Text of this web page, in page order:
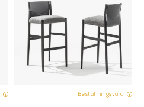
Beställningsvara